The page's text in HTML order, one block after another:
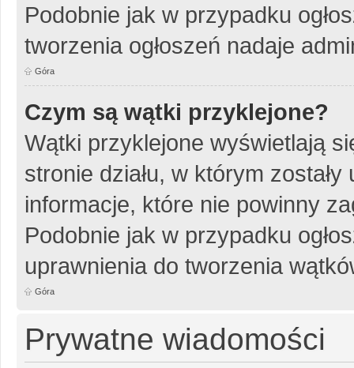
Podobnie jak w przypadku
tworzenia ogłoszeń nadaje
Góra
Czym są wątki przyklejone?
Wątki przyklejone wyświetlają
stronie działu, w którym
informacje, które nie powinny
Podobnie jak w przypadku
uprawnienia do tworzenia
Góra
Prywatne wiadomości